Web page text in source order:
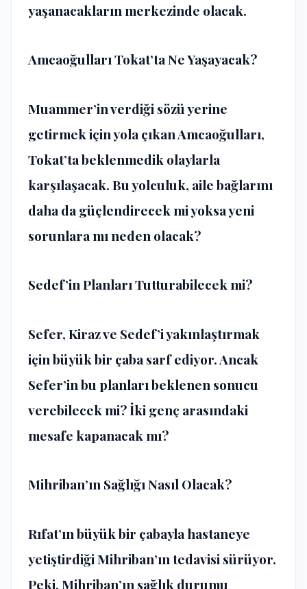
yaşanacakların merkezinde olacak.
Amcaoğulları Tokat’ta Ne Yaşayacak?
Muammer’in verdiği sözü yerine
getirmek için yola çıkan Amcaoğulları,
Tokat’ta beklenmedik olaylarla
karşılaşacak. Bu yolculuk, aile bağlarını
daha da güçlendirecek mi yoksa yeni
sorunlara mı neden olacak?
Sedef’in Planları Tutturabilecek mi?
Sefer, Kiraz ve Sedef’i yakınlaştırmak
için büyük bir çaba sarf ediyor. Ancak
Sefer’in bu planları beklenen sonucu
verebilecek mi? İki genç arasındaki
mesafe kapanacak mı?
Mihriban’ın Sağlığı Nasıl Olacak?
Rıfat’ın büyük bir çabayla hastaneye
yetiştirdiği Mihriban’ın tedavisi sürüyor.
Peki, Mihriban’ın sağlık durumu